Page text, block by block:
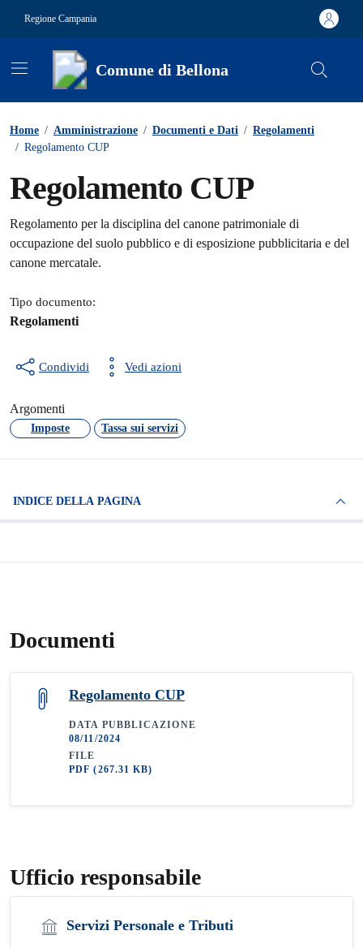
Regione Campania
Comune di Bellona
Home / Amministrazione / Documenti e Dati / Regolamenti
/ Regolamento CUP
Regolamento CUP
Dettagli del documento
Regolamento per la disciplina del canone patrimoniale di
occupazione del suolo pubblico e di esposizione pubblicitaria e del
canone mercatale.
Tipo documento:
Regolamenti
Condividi Vedi azioni
Argomenti
Imposte Tassa sui servizi
INDICE DELLA PAGINA
Documenti
Regolamento CUP
DATA PUBBLICAZIONE
08/11/2024
FILE
PDF(267.31 KB)
Ufficio responsabile
Servizi Personale e Tributi